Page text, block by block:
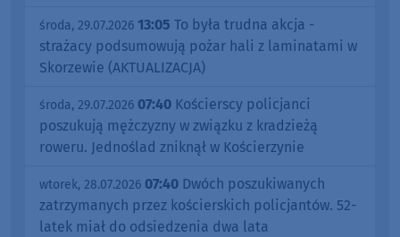
środa, 29.07.2026 13:05 To była trudna akcja -
strażacy podsumowują pożar hali z laminatami w
Skorzewie (AKTUALIZACJA)
środa, 29.07.2026 07:40 Kościerscy policjanci
poszukują mężczyzny w związku z kradzieżą
roweru. Jednoślad zniknął w Kościerzynie
wtorek, 28.07.2026 07:40 Dwóch poszukiwanych
zatrzymanych przez kościerskich policjantów. 52-
latek miał do odsiedzenia dwa lata